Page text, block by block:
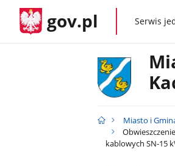
gov.pl gov.plSerwis
Miasto i
kablowych SN-15